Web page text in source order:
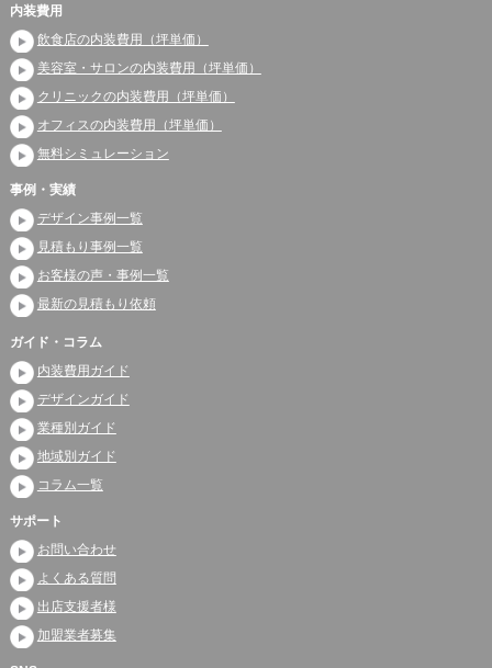
内装費用
飲食店の内装費用（坪単価）
美容室・サロンの内装費用（坪単価）
クリニックの内装費用（坪単価）
オフィスの内装費用（坪単価）
無料シミュレーション
事例・実績
デザイン事例一覧
見積もり事例一覧
お客様の声・事例一覧
最新の見積もり依頼
ガイド・コラム
内装費用ガイド
デザインガイド
業種別ガイド
地域別ガイド
コラム一覧
サポート
お問い合わせ
よくある質問
出店支援者様
加盟業者募集